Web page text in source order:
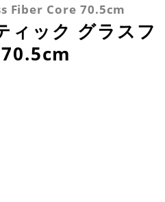
Fiber Core 70.5cm
ィック グラスフ